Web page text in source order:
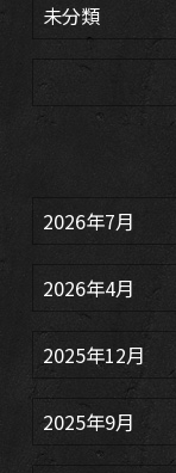
未分類
2026年7月
2026年4月
2025年12月
2025年9月